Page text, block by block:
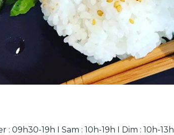
09h30-19h I Sam : 10h-19h I Dim : 10h-13h